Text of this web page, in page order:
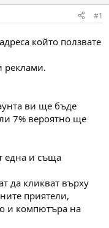
#1
който ползвате
реклами.
ви ще бъде
7% вероятно ще
една и съща
да кликват върху
приятели,
и компютъра на